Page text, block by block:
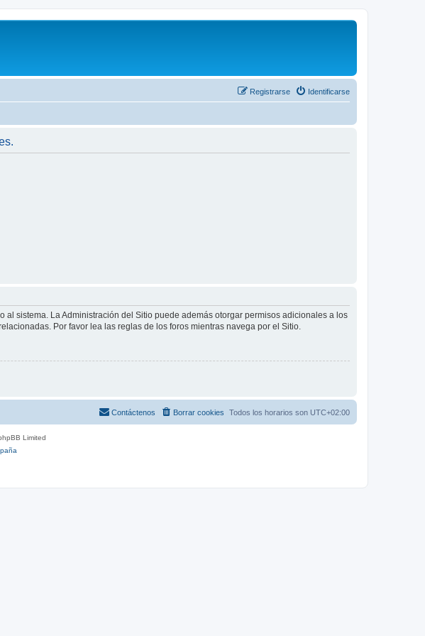
Identificarse
Registrarse
sistema. La Administración del Sitio puede además otorgar permisos adicionales a los
Por favor lea las reglas de los foros mientras navega por el Sitio.
Todos los horarios son UTC+02:00
Borrar cookies
Contáctenos
Limited